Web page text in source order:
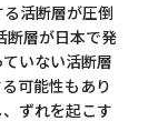
活断層が圧倒
断層が日本で発
いない活断層
可能性もあり
ずれを起こす